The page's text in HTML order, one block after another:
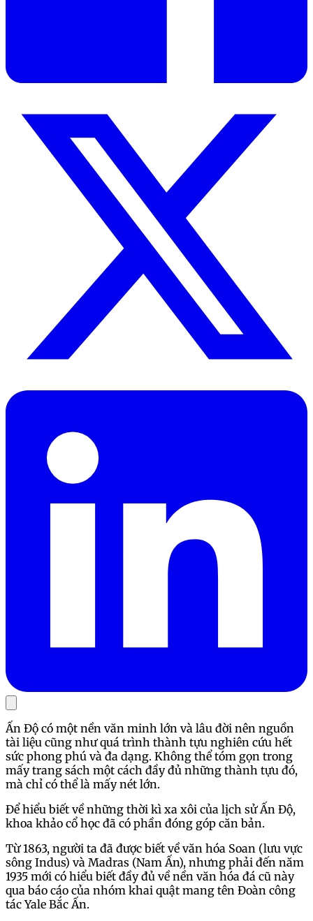
Ấn Độ có một nền văn minh lớn và lâu đời nên nguồn
tài liệu cũng như quá trình thành tựu nghiên cứu hết
sức phong phú và đa dạng. Không thể tóm gọn trong
mấy trang sách một cách đầy đủ những thành tựu đó,
mà chỉ có thể là mấy nét lớn.
Để hiểu biết về những thời kì xa xôi của lịch sử Ấn Độ,
khoa khảo cổ học đã có phần đóng góp căn bản.
Từ 1863, người ta đã được biết về văn hóa Soan (lưu vực
sông Indus) và Madras (Nam Ấn), nhưng phải đến năm
1935 mới có hiểu biết đầy đủ về nền văn hóa đá cũ này
qua báo cáo của nhóm khai quật mang tên Đoàn công
tác Yale Bắc Ấn.